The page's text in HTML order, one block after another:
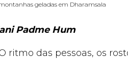
geladas em Dharamsala
Padme Hum
das pessoas, os